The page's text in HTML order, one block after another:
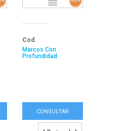
Cod.
Marcos Con
Profundidad
CONSULTAR